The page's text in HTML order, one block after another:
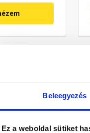
Beleegyezés
Ez a weboldal sütiket